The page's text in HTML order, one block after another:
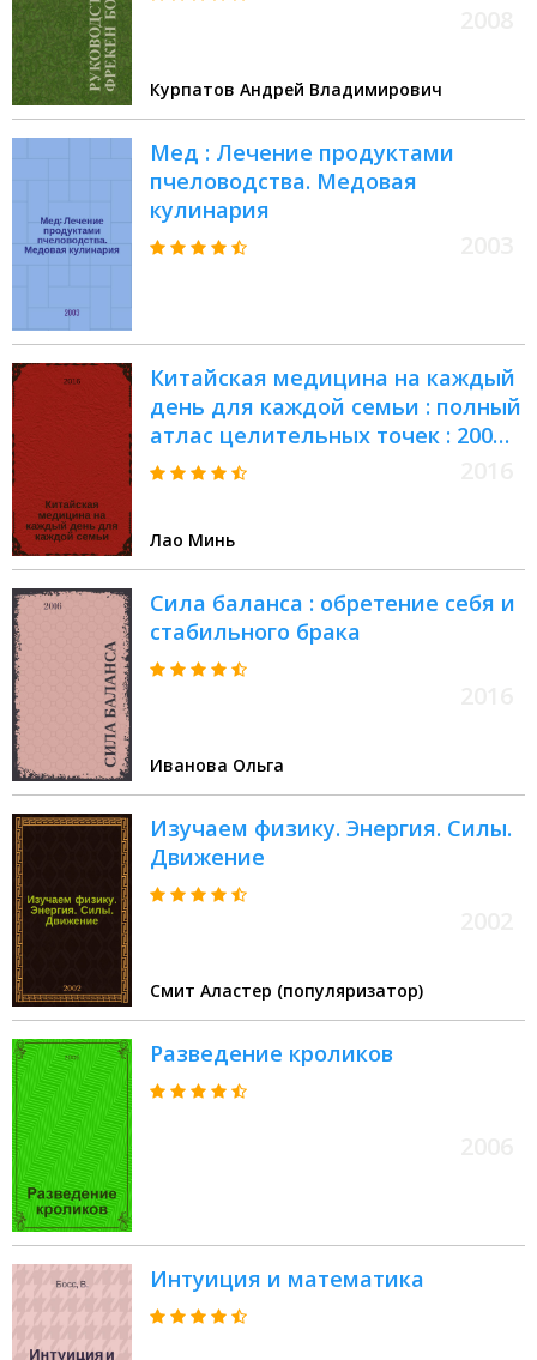
Курпатов Андрей Владимирович
Мед : Лечение продуктами
пчеловодства. Медовая
кулинария
Китайская медицина на каждый
день для каждой семьи : полный
атлас целительных точек : 200
упражнений востанавлювающих
Лао Минь
Сила баланса : обретение себя и
стабильного брака
Иванова Ольга
Изучаем физику. Энергия. Силы.
Движение
Смит Аластер (популяризатор)
Разведение кроликов
Интуиция и математика